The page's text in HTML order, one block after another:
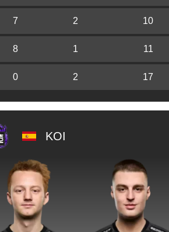
7 2 10
8 1 11
0 2 17
KOI